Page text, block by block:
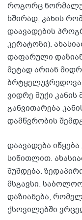
როგორც
ხშირად, კანის
დაავადების
კერატოზი).
დაფარული
მეტად არიან
ვიდრე მუქი კანის
განვითარება
დამწვრობის
დაავადება
სიწითლით.
შუშდება.
მსგავსი.
დაზიანება,
ქსოვილებში